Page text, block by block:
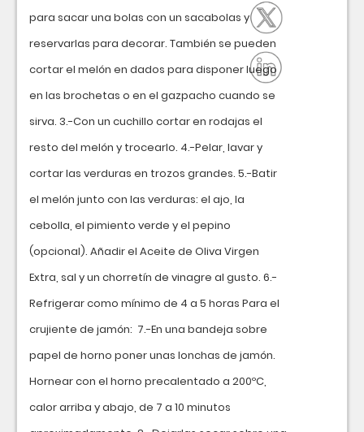
para sacar una bolas con un sacabolas y
reservarlas para decorar. También se pueden
cortar el melón en dados para disponer luego
en las brochetas o en el gazpacho cuando se
sirva. 3.-Con un cuchillo cortar en rodajas el
resto del melón y trocearlo. 4.-Pelar, lavar y
cortar las verduras en trozos grandes. 5.-Batir
el melón junto con las verduras: el ajo, la
cebolla, el pimiento verde y el pepino
(opcional). Añadir el Aceite de Oliva Virgen
Extra, sal y un chorretín de vinagre al gusto. 6.-
Refrigerar como mínimo de 4 a 5 horas Para el
crujiente de jamón: 7.-En una bandeja sobre
papel de horno poner unas lonchas de jamón.
Hornear con el horno precalentado a 200ºC,
calor arriba y abajo, de 7 a 10 minutos